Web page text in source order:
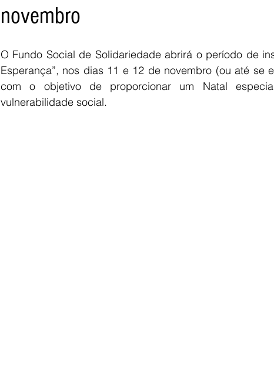
Voltar
novembro
O Fundo Social de Solidariedade abrirá o período de
Esperança”, nos dias 11 e 12 de novembro (ou até se
com o objetivo de proporcionar um Natal
vulnerabilidade social.